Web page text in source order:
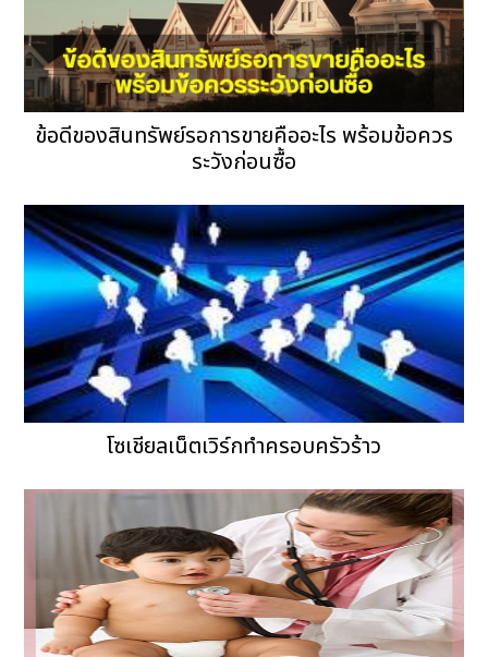
ข้อดีของสินทรัพย์รอการขายคืออะไร พร้อมข้อควร
ระวังก่อนซื้อ
โซเชียลเน็ตเวิร์กทำครอบครัวร้าว